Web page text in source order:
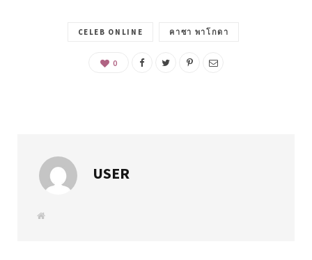
CELEB ONLINE คาซา พาโกดา
0
USER
W